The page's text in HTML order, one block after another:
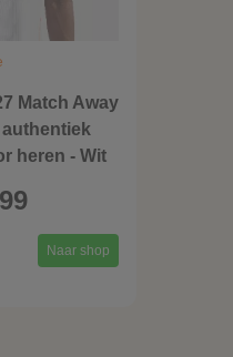
Match Away
authentiek
heren - Wit
Naar shop